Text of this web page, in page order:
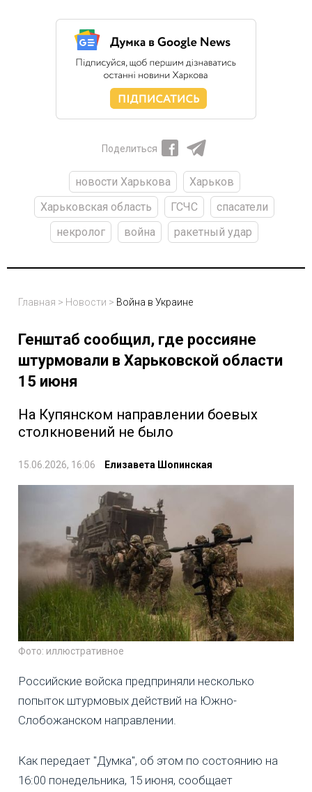
Поделиться
новости Харькова
Харьков
Харьковская область
ГСЧС
спасатели
некролог
война ракетный удар
Главная > Новости > Война в Украине
Генштаб сообщил, где россияне
штурмовали в Харьковской области
15 июня
На Купянском направлении боевых
столкновений не было
15.06.2026, 16:06 Елизавета Шопинская
Фото: иллюстративное
Российские войска предприняли несколько
попыток штурмовых действий на Южно-
Слобожанском направлении.
Как передает "Думка", об этом по состоянию на
16:00 понедельника, 15 июня, сообщает